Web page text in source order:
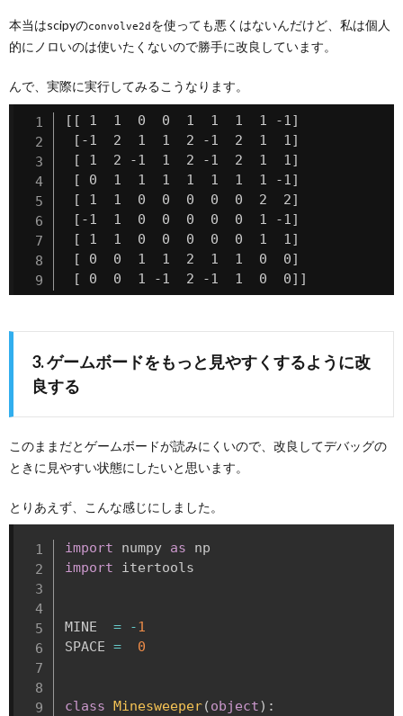
本当はscipyのconvolve2d を使っても悪くはないんだけど、私は個人
的にノロいのは使いたくないので勝手に改良しています。
んで、実際に実行してみるこうなります。
[[ 1  1  0  0  1  1  1  1 -1]
[-1  2  1  1  2 -1  2  1  1]
[ 1  2 -1  1  2 -1  2  1  1]
[ 0  1  1  1  1  1  1  1 -1]
[ 1  1  0  0  0  0  0  2  2]
[-1  1  0  0  0  0  0  1 -1]
[ 1  1  0  0  0  0  0  1  1]
[ 0  0  1  1  2  1  1  0  0]
[ 0  0  1 -1  2 -1  1  0  0]]
3. ゲームボードをもっと見やすくするように改
良する
このままだとゲームボードが読みにくいので、改良してデバッグの
ときに見やすい状態にしたいと思います。
とりあえず、こんな感じにしました。
import numpy as
import itertools
MINE = -1
SPACE = 0
class Minesweeper(object) :